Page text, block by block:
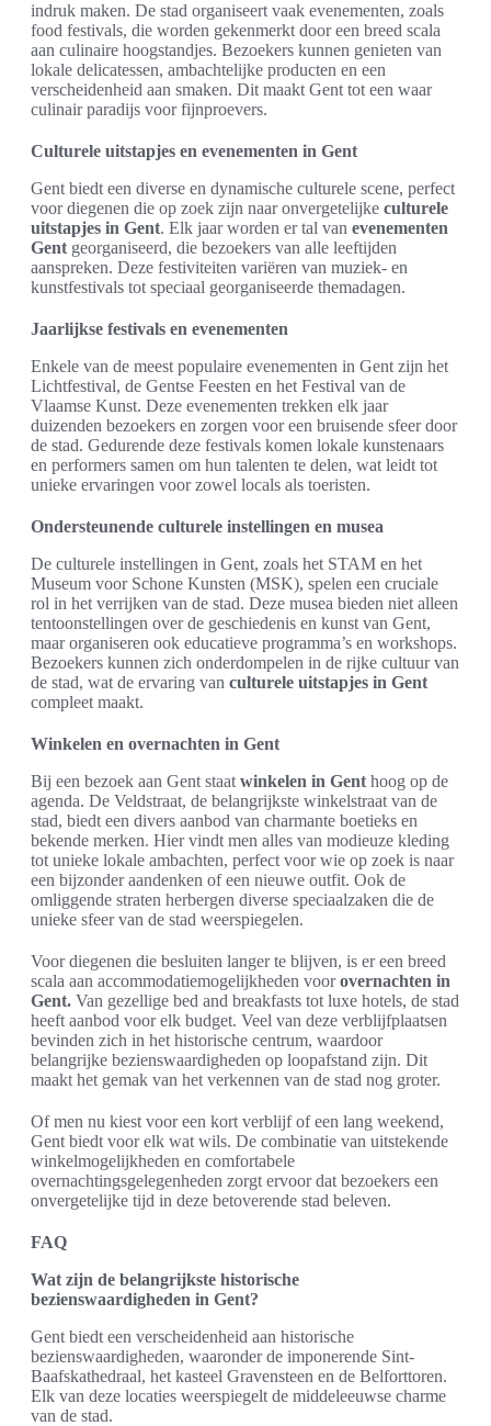
indruk maken. De stad organiseert vaak evenementen, zoals
food festivals, die worden gekenmerkt door een breed scala
aan culinaire hoogstandjes. Bezoekers kunnen genieten van
lokale delicatessen, ambachtelijke producten en een
verscheidenheid aan smaken. Dit maakt Gent tot een waar
culinair paradijs voor fijnproevers.
Culturele uitstapjes en evenementen in Gent
Gent biedt een diverse en dynamische culturele scene, perfect
voor diegenen die op zoek zijn naar onvergetelijke culturele
uitstapjes in Gent. Elk jaar worden er tal van evenementen
Gent georganiseerd, die bezoekers van alle leeftijden
aanspreken. Deze festiviteiten variëren van muziek- en
kunstfestivals tot speciaal georganiseerde themadagen.
Jaarlijkse festivals en evenementen
Enkele van de meest populaire evenementen in Gent zijn het
Lichtfestival, de Gentse Feesten en het Festival van de
Vlaamse Kunst. Deze evenementen trekken elk jaar
duizenden bezoekers en zorgen voor een bruisende sfeer door
de stad. Gedurende deze festivals komen lokale kunstenaars
en performers samen om hun talenten te delen, wat leidt tot
unieke ervaringen voor zowel locals als toeristen.
Ondersteunende culturele instellingen en musea
De culturele instellingen in Gent, zoals het STAM en het
Museum voor Schone Kunsten (MSK), spelen een cruciale
rol in het verrijken van de stad. Deze musea bieden niet alleen
tentoonstellingen over de geschiedenis en kunst van Gent,
maar organiseren ook educatieve programma’s en workshops.
Bezoekers kunnen zich onderdompelen in de rijke cultuur van
de stad, wat de ervaring van culturele uitstapjes in Gent
compleet maakt.
Winkelen en overnachten in Gent
Bij een bezoek aan Gent staat winkelen in Gent hoog op de
agenda. De Veldstraat, de belangrijkste winkelstraat van de
stad, biedt een divers aanbod van charmante boetieks en
bekende merken. Hier vindt men alles van modieuze kleding
tot unieke lokale ambachten, perfect voor wie op zoek is naar
een bijzonder aandenken of een nieuwe outfit. Ook de
omliggende straten herbergen diverse speciaalzaken die de
unieke sfeer van de stad weerspiegelen.
Voor diegenen die besluiten langer te blijven, is er een breed
scala aan accommodatiemogelijkheden voorovernachten in
Gent. Van gezellige bed and breakfasts tot luxe hotels, de stad
heeft aanbod voor elk budget. Veel van deze verblijfplaatsen
bevinden zich in het historische centrum, waardoor
belangrijke bezienswaardigheden op loopafstand zijn. Dit
maakt het gemak van het verkennen van de stad nog groter.
Of men nu kiest voor een kort verblijf of een lang weekend,
Gent biedt voor elk wat wils. De combinatie van uitstekende
winkelmogelijkheden en comfortabele
overnachtingsgelegenheden zorgt ervoor dat bezoekers een
onvergetelijke tijd in deze betoverende stad beleven.
FAQ
Wat zijn de belangrijkste historische
bezienswaardigheden in Gent?
Gent biedt een verscheidenheid aan historische
bezienswaardigheden, waaronder de imponerende Sint-
Baafskathedraal, het kasteel Gravensteen en de Belforttoren.
Elk van deze locaties weerspiegelt de middeleeuwse charme
van de stad.